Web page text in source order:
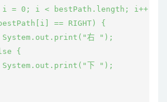
= 0; i < bestPath.length; i++) {
== RIGHT) {
右 ");
{
下 ");